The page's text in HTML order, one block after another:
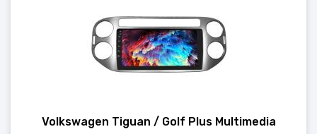
Volkswagen Tiguan / Golf Plus Multimedia